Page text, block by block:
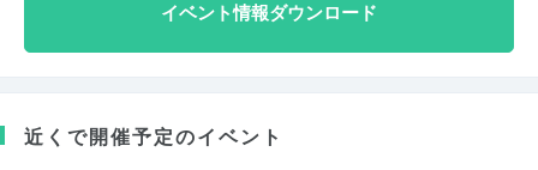
イベント情報ダウンロード
近くで開催予定のイベント